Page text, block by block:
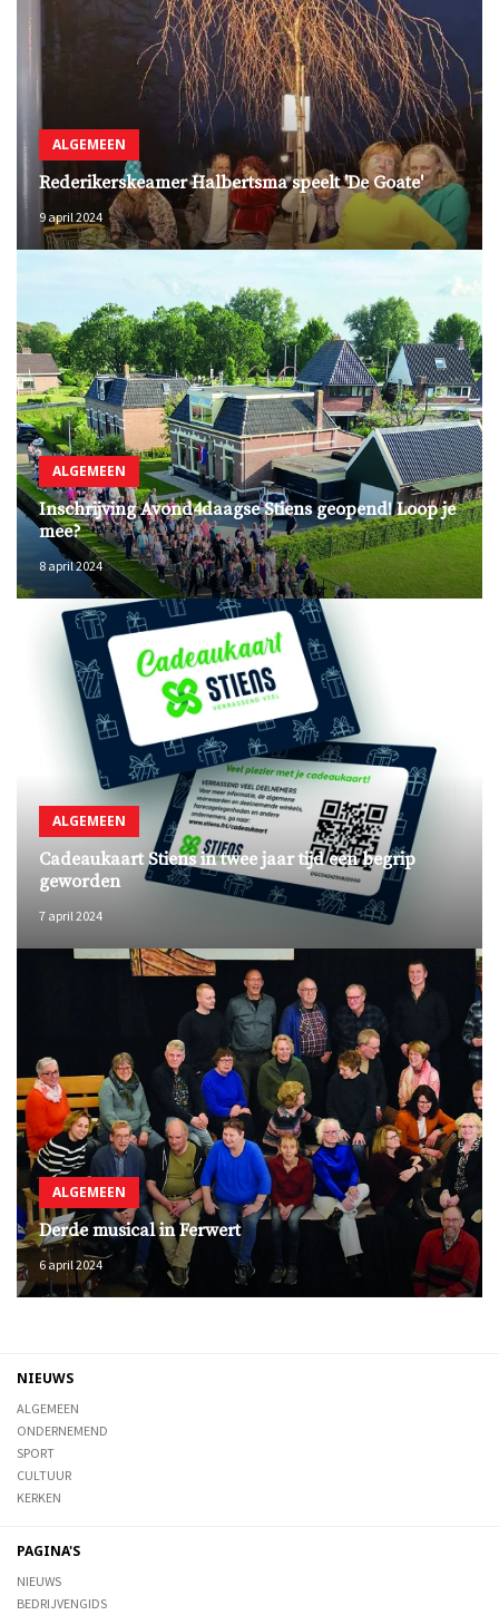
ALGEMEEN
Rederikerskeamer Halbertsma speelt 'De Goate'
9 april 2024
ALGEMEEN
Inschrijving Avond4daagse Stiens geopend! Loop je
mee?
8 april 2024
ALGEMEEN
Cadeaukaart Stiens in twee jaar tijd een begrip
geworden
7 april 2024
ALGEMEEN
Derde musical in Ferwert
6 april 2024
NIEUWS
ALGEMEEN
ONDERNEMEND
SPORT
CULTUUR
KERKEN
PAGINA'S
NIEUWS
BEDRIJVENGIDS